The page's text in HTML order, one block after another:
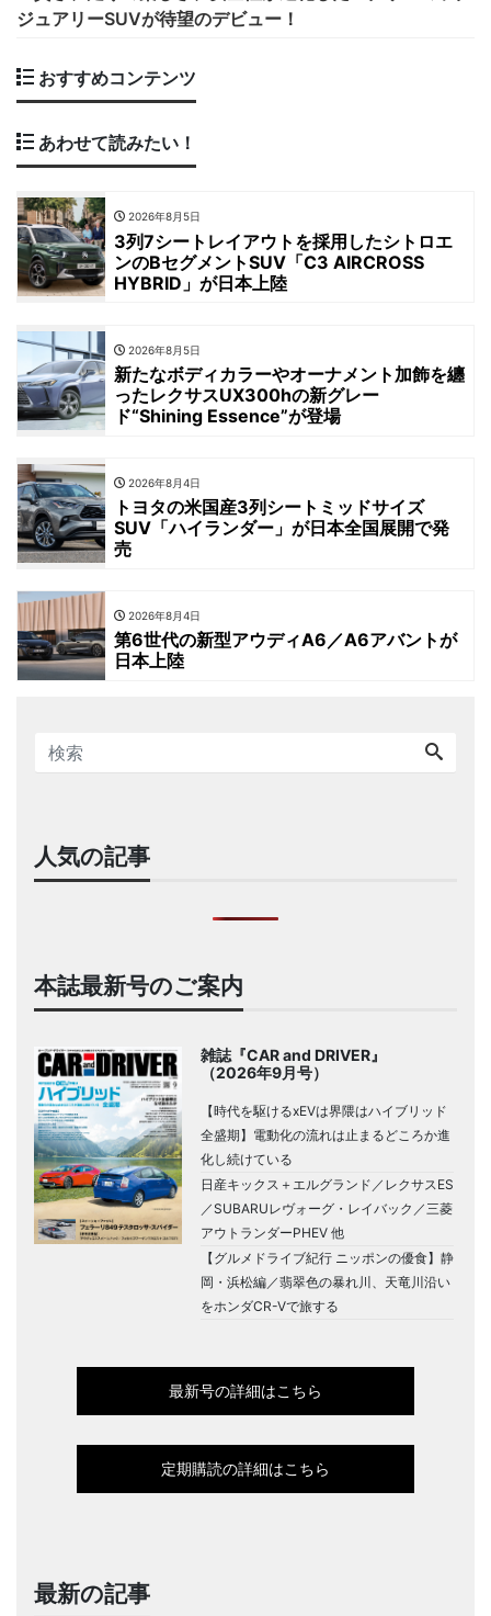
ジュアリーSUVが待望のデビュー！
おすすめコンテンツ
あわせて読みたい！
2026年8月5日
3列7シートレイアウトを採用したシトロエ
ンのBセグメントSUV「C3 AIRCROSS
HYBRID」が日本上陸
2026年8月5日
新たなボディカラーやオーナメント加飾を纏
ったレクサスUX300hの新グレー
ド“Shining Essence”が登場
2026年8月4日
トヨタの米国産3列シートミッドサイズ
SUV「ハイランダー」が日本全国展開で発
売
2026年8月4日
第6世代の新型アウディA6／A6アバントが
日本上陸
人気の記事
本誌最新号のご案内
雑誌『CAR and DRIVER』
（2026年9月号）
【時代を駆けるxEVは界隈はハイブリッド
全盛期】電動化の流れは止まるどころか進
化し続けている
日産キックス＋エルグランド／レクサスES
／SUBARUレヴォーグ・レイバック／三菱
アウトランダーPHEV 他
【グルメドライブ紀行 ニッポンの優食】静
岡・浜松編／翡翠色の暴れ川、天竜川沿い
をホンダCR-Vで旅する
最新号の詳細はこちら
定期購読の詳細はこちら
最新の記事